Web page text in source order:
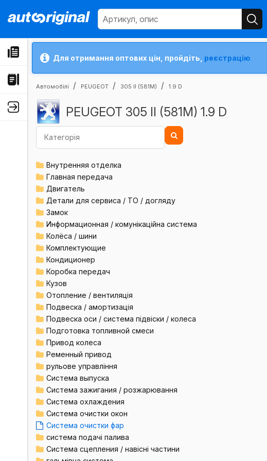
Для отримання оптових цін, пройдіть, реєстрацію
Автомобілі PEUGEOT 305 II (581M) 1.9 D
PEUGEOT 305 II (581M) 1.9 D
Внутренняя отделка
Главная передача
Двигатель
Детали для сервиса / ТО / догляду
Замок
Информационная / комунікаційна система
Колёса / шини
Комплектующие
Кондиционер
Коробка передач
Кузов
Отопление / вентиляція
Подвеска / амортизація
Подвеска оси / система підвіски / колеса
Подготовка топливной смеси
Привод колеса
Ременный привод
рульове управління
Система выпуска
Система зажигания / розжарювання
Система охлаждения
Система очистки окон
Система очистки фар
система подачі палива
Система сцепления / навісні частини